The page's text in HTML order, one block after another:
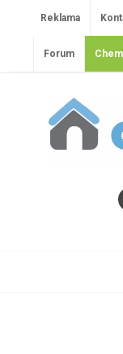
Reklama
Forum